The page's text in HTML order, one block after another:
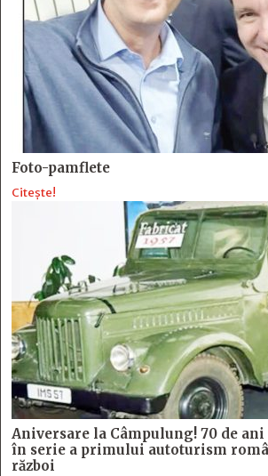
Foto-pamflete
Citește!
Aniversare la Câmpulung! 70 de
în serie a primului autoturism
război